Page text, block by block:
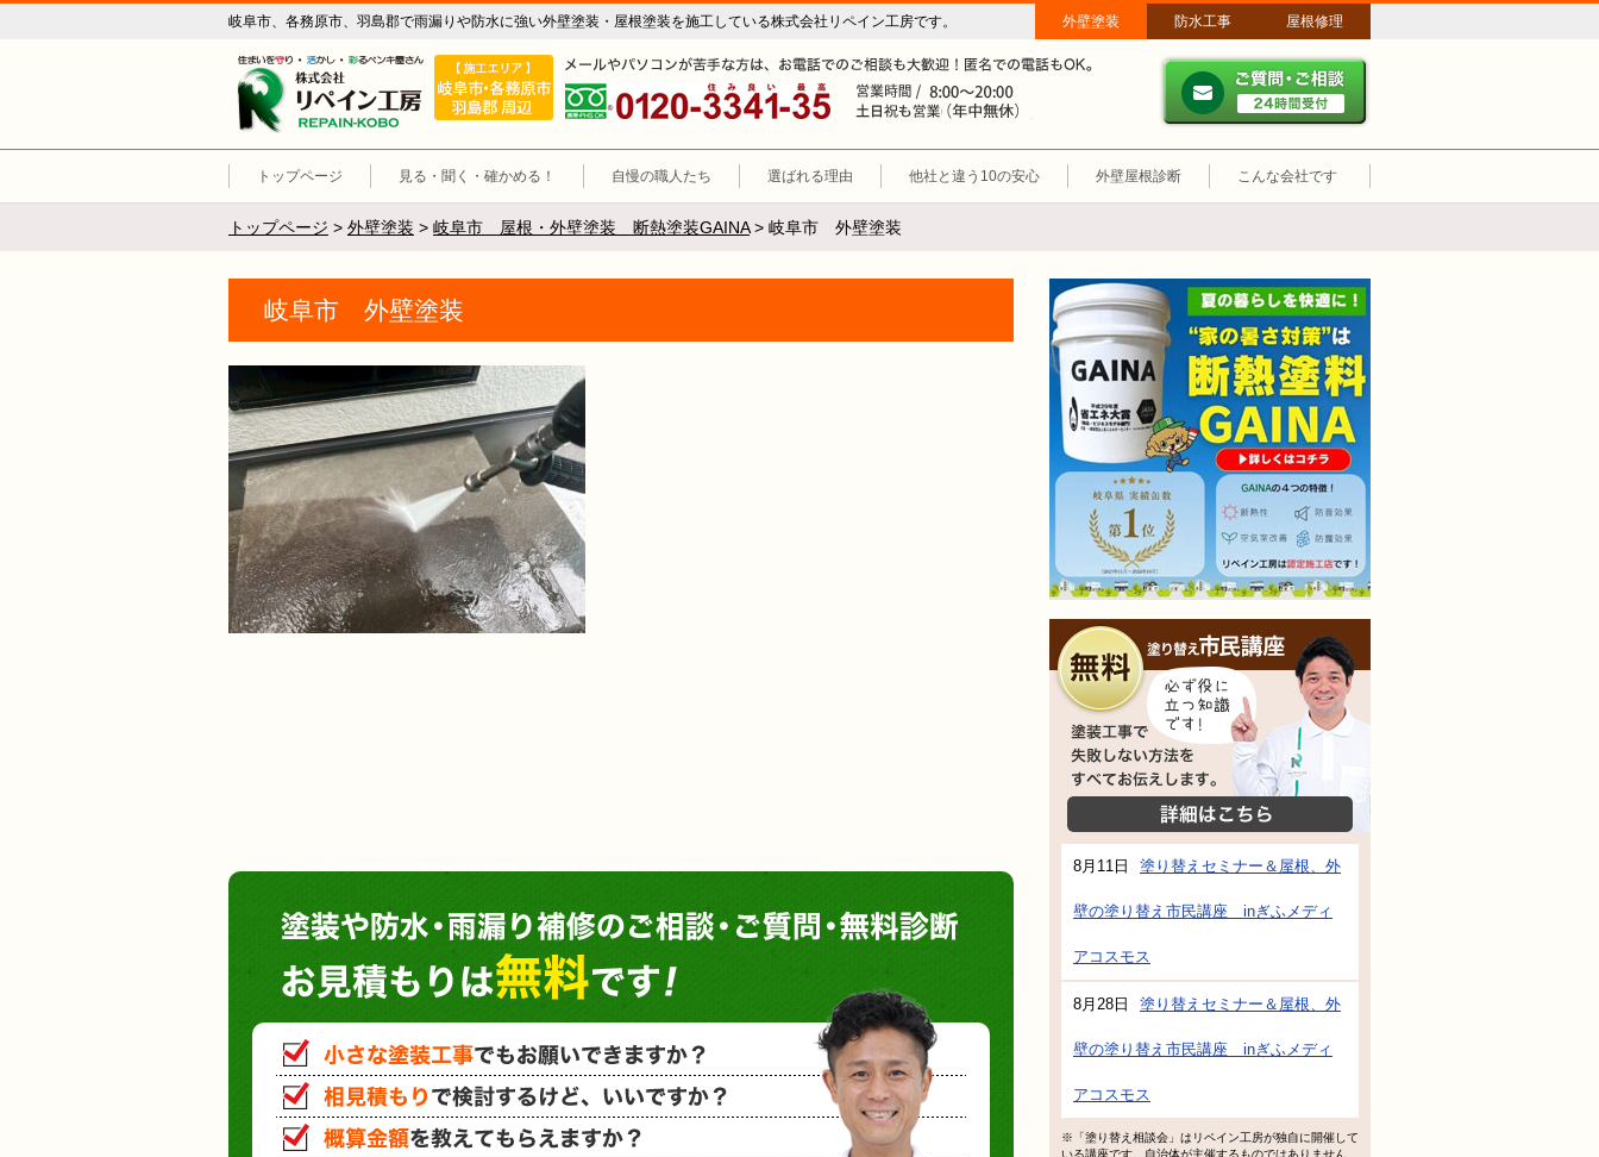
岐阜市、各務原市、羽島郡で雨漏りや防水に強い外壁塗装・屋根塗装を施工している株式会社リペイン工房です。 外壁塗装 防水工事 屋根修理
リペイン工房（外壁塗装・屋根塗装・雨漏り修理・防水工事）
施工エリア 岐阜市、各務原市、羽島郡。
メールやパソコンが苦手な方は、お電話でのご相談も大歓迎！匿名での
0120-3341-35
営業時間：午前8時～午後8時 年中無休、土日祝も営業しています。
トップページ 見る・聞く・確かめる！ 自慢の職人たち 選ばれる理由 他社と違う10の安心 外壁屋根診断 こんな会社です
トップページ > 外壁塗装 > 岐阜市 屋根・外壁塗装 断熱塗装GAINA> 岐阜市 外壁塗装
岐阜市 外壁塗装
塗装工事で失敗しない方法をすべてお伝え
8月11日 塗り替えセミナー＆屋根、外
壁の塗り替え市民講座 inぎふメディ
アコスモス
8月28日 塗り替えセミナー＆屋根、外
壁の塗り替え市民講座 inぎふメディ
アコスモス
※「塗り替え相談会」はリペイン工房が独自に開催して
いる講座です。自治体が主催するものではありません
塗装や防水・雨漏り補修のご相談・ご質問・無
小さな塗装工事でもお願いできますか？
相見積もりで検討するけど、いいですか？
概算金額を教えてもらえますか？